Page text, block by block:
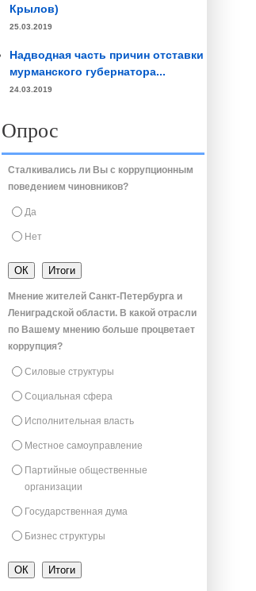
Крылов)
25.03.2019
Надводная часть причин отставки
мурманского губернатора...
24.03.2019
Опрос
Сталкивались ли Вы с коррупционным
поведением чиновников?
Да
Нет
Мнение жителей Санкт-Петербурга и
Лениградской области. В какой отрасли
по Вашему мнению больше процветает
коррупция?
Силовые структуры
Социальная сфера
Исполнительная власть
Местное самоуправление
Партийные общественные
организации
Государственная дума
Бизнес структуры